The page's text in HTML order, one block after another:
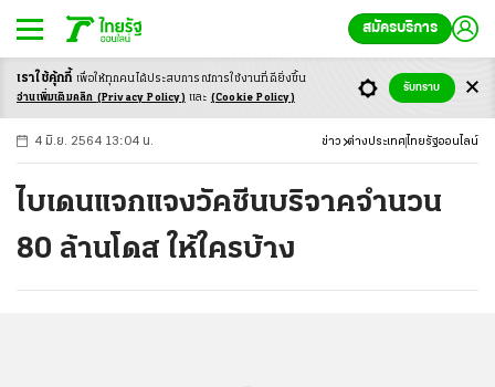
สมัครบริการ
-ก ก ก+
4 มิ.ย. 2564 13:04 น. ข่าว ต่างประเทศ ไทยรัฐออนไลน์
ไบเดนแจกแจงวัคซีนบริจาคจำนวน
80 ล้านโดส ให้ใครบ้าง
เราใช้คุ้กกี้ เพื่อให้ทุกคนได้ประสบการณ์การใช้งานที่ดียิ่งขึ้น
อ่านเพิ่มเติมคลิก (Privacy Policy) และ (Cookie Policy)
รับทราบ